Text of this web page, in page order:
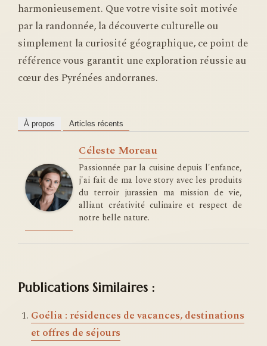
harmonieusement. Que votre visite soit motivée
par la randonnée, la découverte culturelle ou
simplement la curiosité géographique, ce point de
référence vous garantit une exploration réussie au
cœur des Pyrénées andorranes.
À propos Articles récents
Céleste Moreau
Passionnée par la cuisine depuis l'enfance,
j'ai fait de ma love story avec les produits
du terroir jurassien ma mission de vie,
alliant créativité culinaire et respect de
notre belle nature.
Publications Similaires :
Goélia : résidences de vacances, destinations
et offres de séjours